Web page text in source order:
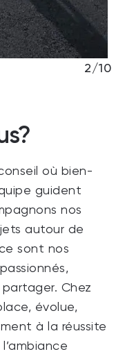
2/10
où bien-
guident
nos
autour de
sont nos
Chez
évolue,
à la réussite